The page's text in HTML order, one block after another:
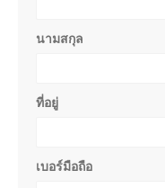
นามสกุล
ที่อยู่
เบอร์มือถือ